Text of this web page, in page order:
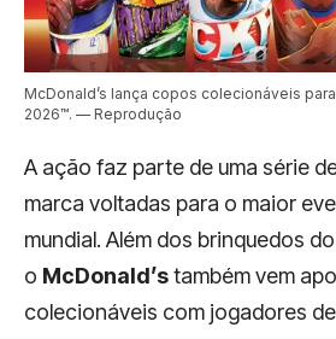
McDonald’s lança copos colecionáveis
2026™. — Reprodução
A ação faz parte de uma série
marca voltadas para o maior
mundial. Além dos brinquedos do
o McDonald’stambém vem
colecionáveis com jogadores